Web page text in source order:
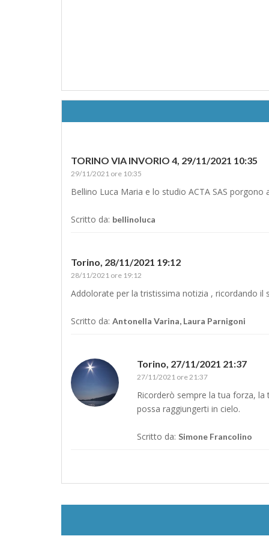
TORINO VIA INVORIO 4, 29/11/2021 10:35
29/11/2021 ore 10:35
Bellino Luca Maria e lo studio ACTA SAS
Scritto da: bellinoluca
Torino, 28/11/2021 19:12
28/11/2021 ore 19:12
Addolorate per la tristissima notizia , ricordando
Scritto da: Antonella Varina, Laura Parnigoni
Torino, 27/11/2021 21:37
27/11/2021 ore 21:37
Ricorderò sempre la tua forza,
possa raggiungerti in cielo.
Scritto da: Simone Francolino